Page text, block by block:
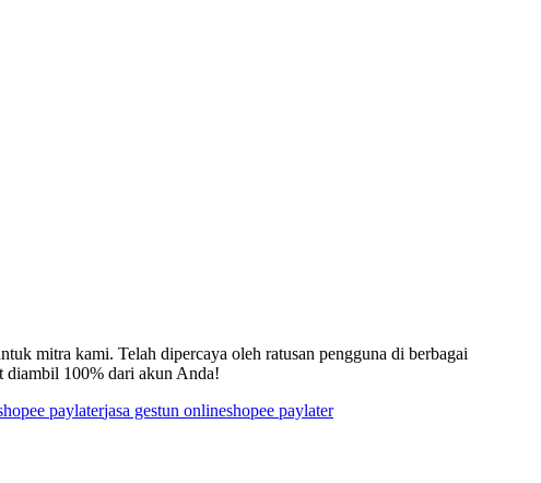
mitra kami. Telah dipercaya oleh ratusan pengguna di berbagai
diambil 100% dari akun Anda!
paylaterjasa gestun onlineshopee paylater